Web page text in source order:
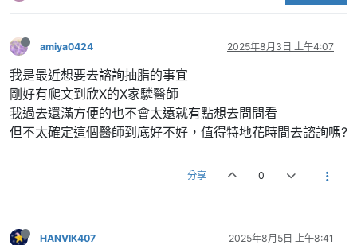
amiya0424 2025年8月3日 上午4:07
我是最近想要去諮詢抽脂的事宜
剛好有爬文到欣X的X家驎醫師
我過去還滿方便的也不會太遠就有點想去問問看
但不太確定這個醫師到底好不好，值得特地花時間去諮詢嗎?
分享 0
HANVIK407 2025年8月5日 上午8:41